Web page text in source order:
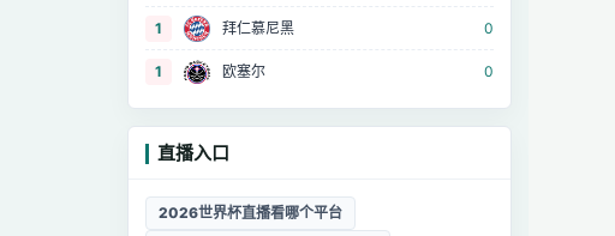
1 拜仁慕尼黑 0
1 欧塞尔 0
直播入口
2026世界杯直播看哪个平台